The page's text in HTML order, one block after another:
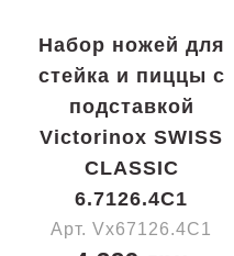
Набор ножей для
стейка и пиццы с
подставкой
Victorinox SWISS
CLASSIC
6.7126.4C1
Арт. Vx67126.4C1